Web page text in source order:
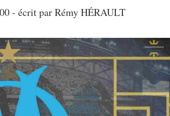
- écrit parRémy HÉRAULT